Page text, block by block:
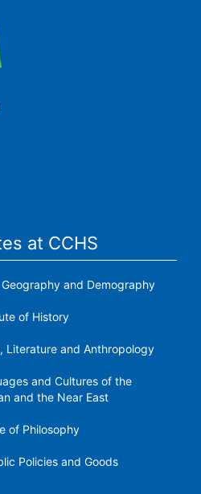
at CCHS
and Demography
of History
Literature and Anthropology
​​and Cultures of the
and the Near East
of Philosophy
Policies and Goods